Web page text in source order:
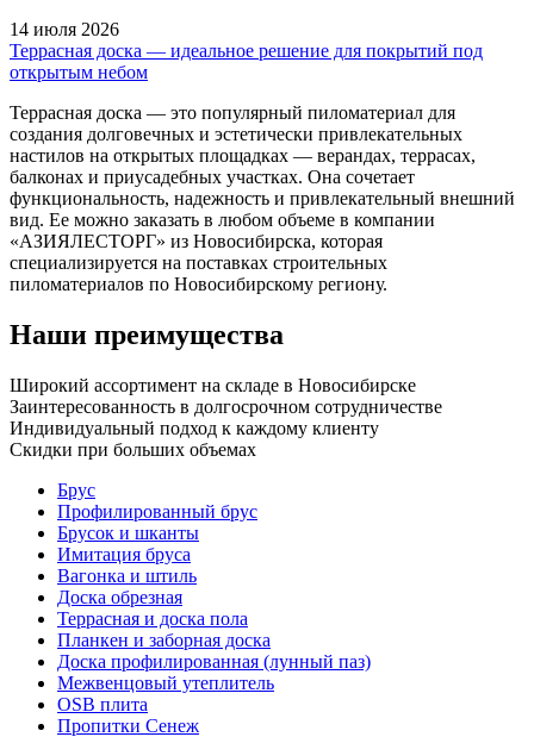
14 июля 2026
Террасная доска — идеальное решение для покрытий под
открытым небом
Террасная доска — это популярный пиломатериал для
создания долговечных и эстетически привлекательных
настилов на открытых площадках — верандах, террасах,
балконах и приусадебных участках. Она сочетает
функциональность, надежность и привлекательный внешний
вид. Ее можно заказать в любом объеме в компании
«АЗИЯЛЕСТОРГ» из Новосибирска, которая
специализируется на поставках строительных
пиломатериалов по Новосибирскому региону.
Наши преимущества
Широкий ассортимент на складе в Новосибирске
Заинтересованность в долгосрочном сотрудничестве
Индивидуальный подход к каждому клиенту
Скидки при больших объемах
Брус
Профилированный брус
Брусок и шканты
Имитация бруса
Вагонка и штиль
Доска обрезная
Террасная и доска пола
Планкен и заборная доска
Доска профилированная (лунный паз)
Межвенцовый утеплитель
OSB плита
Пропитки Сенеж